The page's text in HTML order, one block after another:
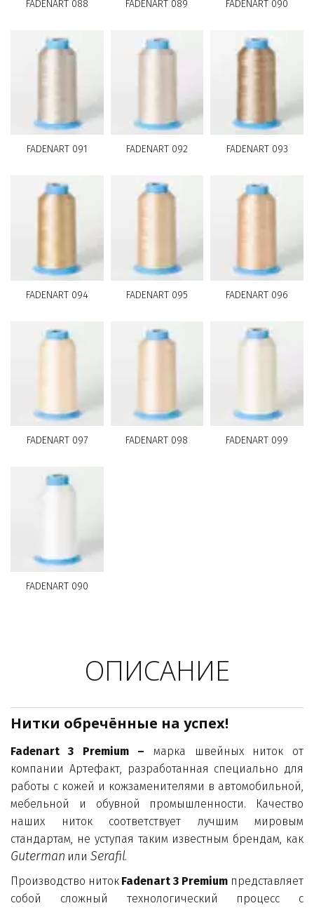
FADENART 088 FADENART 089 FADENART 090
FADENART 091 FADENART 092 FADENART 093
FADENART 094 FADENART 095 FADENART 096
FADENART 097 FADENART 098 FADENART 099
FADENART 090
ОПИСАНИЕ
Нитки обречённые на успех!
Fadenart 3 Premium–марка швейных ниток от
компании Артефакт, разработанная специально для
работы с кожей и кожзаменителями в автомобильной,
мебельной и обувной промышленности. Качество
наших ниток соответствует лучшим мировым
стандартам, не уступая таким известным брендам, как
Guterman илиSerafil.
Производство ниток Fadenart 3 Premiumпредставляет
собой сложный технологический процесс с